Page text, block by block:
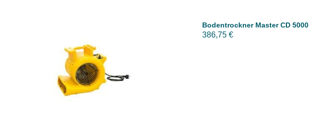
IN DEN WARENKORB
/
DETAILS
Bodentrockner Master CD 5000
386,75 €